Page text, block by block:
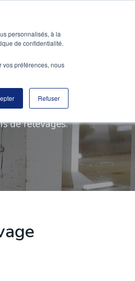
personnalisés, à la
de confidentialité.
vos préférences, nous
Refuser
de relevages.